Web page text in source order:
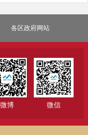
各区政府网站
微博 微信